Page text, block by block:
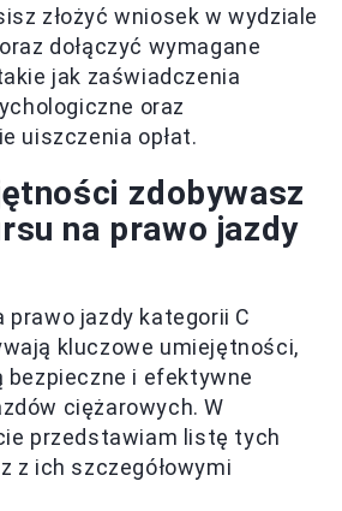
złożyć wniosek w wydziale
dołączyć wymagane
jak zaświadczenia
oraz
uiszczenia opłat.
zdobywasz
na prawo jazdy
prawo jazdy kategorii C
kluczowe umiejętności,
bezpieczne i efektywne
ciężarowych. W
przedstawiam listę tych
z ich szczegółowymi